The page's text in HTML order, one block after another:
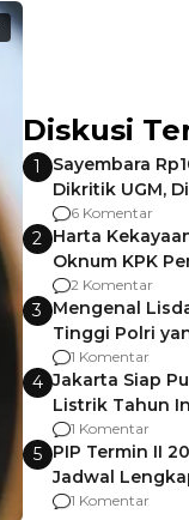
Diskusi
1
Sayembara
Dikritik UGM,
Gagalnya
6 Komentar
2 Harta
Oknum KPK
Pemalang
2 Komentar
3 Mengenal
Tinggi Polri
Usai Jadi Brigjen
1 Komentar
4 Jakarta Siap
Listrik Tahun
Kena hingga
1 Komentar
5 PIP Termin II
Jadwal
agar Dana
1 Komentar